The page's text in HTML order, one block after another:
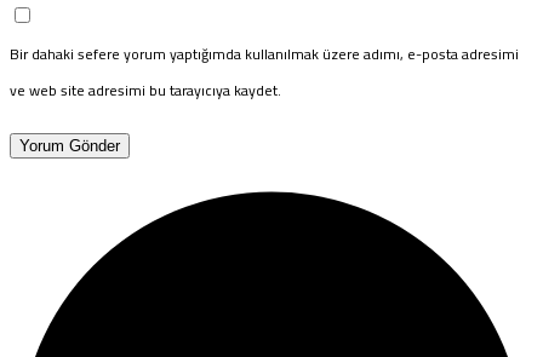
Bir dahaki sefere yorum yaptığımda kullanılmak üzere adımı, e-posta adresimi
ve web site adresimi bu tarayıcıya kaydet.
Yorum Gönder